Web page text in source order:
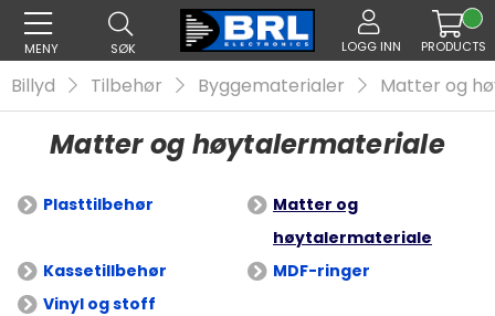
MENY SØK LOGG INN PRODUCTS
Billyd Tilbehør Byggematerialer Matter og
Matter og høytalermateriale
Plasttilbehør
Matter og
høytalermateriale
Kassetillbehør
MDF-ringer
Vinyl og stoff